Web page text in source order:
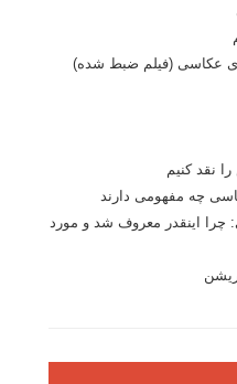
عکاسی (فیلم ضبط شده)
نقد کنیم
چه مفهومی دارند
چرا اینقدر معروف شد و مورد